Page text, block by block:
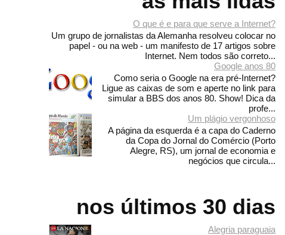
O que é e para que serve a Internet?
Um grupo de jornalistas da Alemanha resolveu colocar no
papel - ou na web - um manifesto de 17 artigos sobre
Internet. Nem todos são correto...
Google anos 80
Como seria o Google na era pré-Internet?
Ligue as caixas de som e aperte no link para
simular a BBS dos anos 80. Show! Dica da
profe...
Um plágio vergonhoso
A página da esquerda é a capa do Caderno
da Copa do Jornal do Comércio (Porto
Alegre, RS), um jornal de economia e
negócios que circula...
nos últimos 30 dias
Alegria paraguaia